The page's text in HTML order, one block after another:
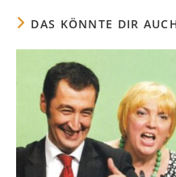
DAS KÖNNTE DIR